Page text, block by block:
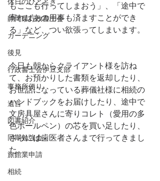
静岡県行政書士会
ガーデニング
後見
行政書士会伊豆支部
事務所便り
遺言
図書紹介
同期勉強会
旅館業申請
相続
もここも行ってしまおう」、「途中で
寄ればあの用事も済ますことができ
る」など、つい欲張ってしまいます。
今日も朝からクライアント様を訪ね
て、お預かりした書類を返却したり、
お世話になっている葬儀社様に相続の
ハンドブックをお届けしたり、途中で
文房具屋さんに寄りコレト（愛用の多
色ボールペン）の芯を買い足したり、
さらには歯医者さんまで行ってきまし
た。